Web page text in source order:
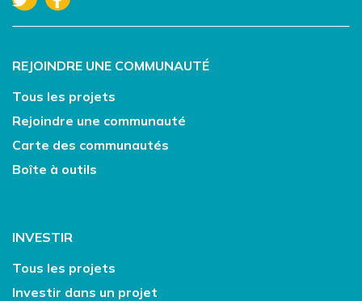
REJOINDRE UNE COMMUNAUTÉ
Tous les projets
Rejoindre une communauté
Carte des communautés
Boîte à outils
INVESTIR
Tous les projets
Investir dans un projet